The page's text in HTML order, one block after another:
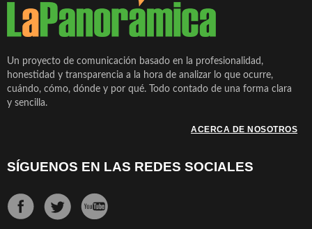
Un proyecto de comunicación basado en la profesionalidad,
honestidad y transparencia a la hora de analizar lo que ocurre,
cuándo, cómo, dónde y por qué. Todo contado de una forma clara
y sencilla.
ACERCA DE NOSOTROS
SÍGUENOS EN LAS REDES SOCIALES